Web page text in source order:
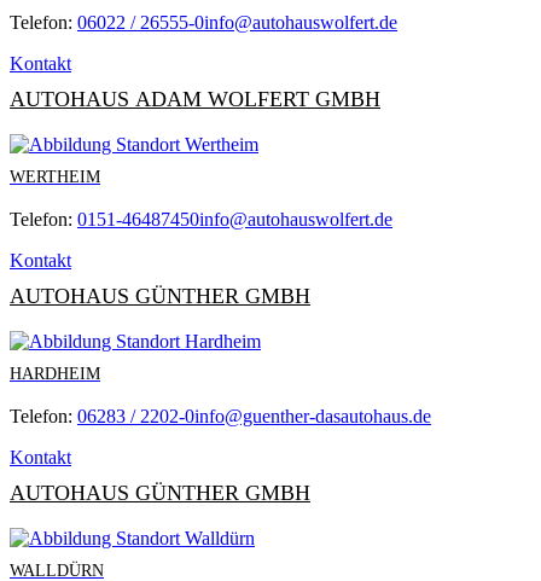
Telefon: 06022 / 26555-0info@autohauswolfert.de
Kontakt
AUTOHAUS ADAM WOLFERT GMBH
WERTHEIM
Telefon: 0151-46487450info@autohauswolfert.de
Kontakt
AUTOHAUS GÜNTHER GMBH
HARDHEIM
Telefon: 06283 / 2202-0info@guenther-dasautohaus.de
Kontakt
AUTOHAUS GÜNTHER GMBH
WALLDÜRN